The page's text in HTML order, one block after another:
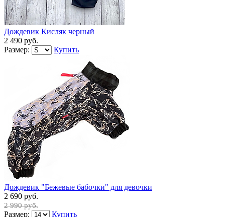
Дождевик Кисляк черный
2 490 руб.
Размер:
Купить
Дождевик "Бежевые бабочки" для девочки
2 690 руб.
2 990 руб.
Размер: Купить